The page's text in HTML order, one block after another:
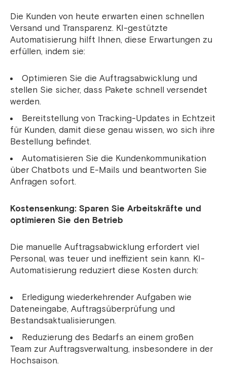
Die Kunden von heute erwarten einen schnellen
Versand und Transparenz. KI-gestützte
Automatisierung hilft Ihnen, diese Erwartungen zu
erfüllen, indem sie:
Optimieren Sie die Auftragsabwicklung und
stellen Sie sicher, dass Pakete schnell versendet
werden.
Bereitstellung von Tracking-Updates in Echtzeit
für Kunden, damit diese genau wissen, wo sich ihre
Bestellung befindet.
Automatisieren Sie die Kundenkommunikation
über Chatbots und E-Mails und beantworten Sie
Anfragen sofort.
Kostensenkung: Sparen Sie Arbeitskräfte und
optimieren Sie den Betrieb
Die manuelle Auftragsabwicklung erfordert viel
Personal, was teuer und ineffizient sein kann. KI-
Automatisierung reduziert diese Kosten durch:
Erledigung wiederkehrender Aufgaben wie
Dateneingabe, Auftragsüberprüfung und
Bestandsaktualisierungen.
Reduzierung des Bedarfs an einem großen
Team zur Auftragsverwaltung, insbesondere in der
Hochsaison.